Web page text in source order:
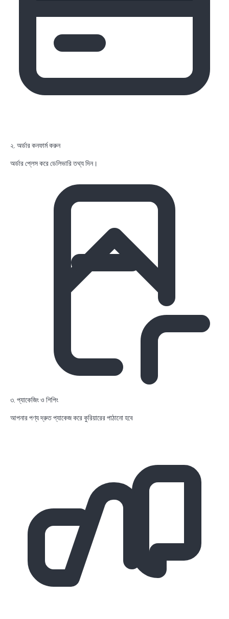
২. অর্ডার কনফার্ম করুন
অর্ডার প্লেস করে ডেলিভারি তথ্য দিন।
৩. প্যাকেজিং ও শিপিং
আপনার পণ্য দ্রুত প্যাকেজ করে কুরিয়ারের পাঠানো হবে